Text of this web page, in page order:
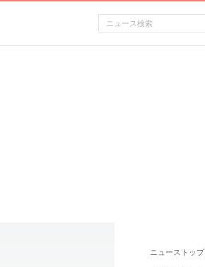
ニューストップ